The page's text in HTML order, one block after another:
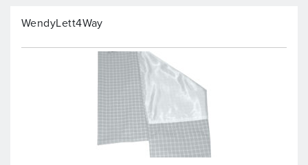
WendyLett4Way